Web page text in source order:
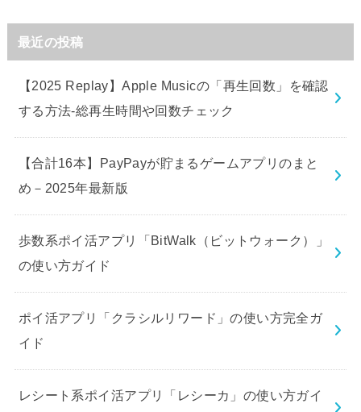
最近の投稿
【2025 Replay】Apple Musicの「再生回数」を確認
する方法-総再生時間や回数チェック
【合計16本】PayPayが貯まるゲームアプリのまと
め－2025年最新版
歩数系ポイ活アプリ「BitWalk（ビットウォーク）」
の使い方ガイド
ポイ活アプリ「クラシルリワード」の使い方完全ガ
イド
レシート系ポイ活アプリ「レシーカ」の使い方ガイ